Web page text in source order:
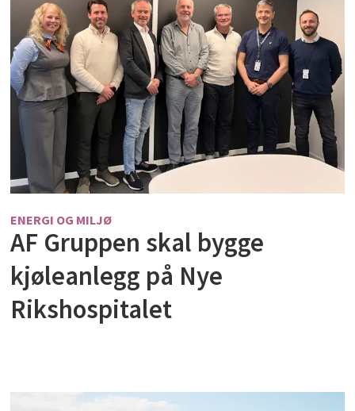
ENERGI OG MILJØ
AF Gruppen skal bygge
kjøleanlegg på Nye
Rikshospitalet